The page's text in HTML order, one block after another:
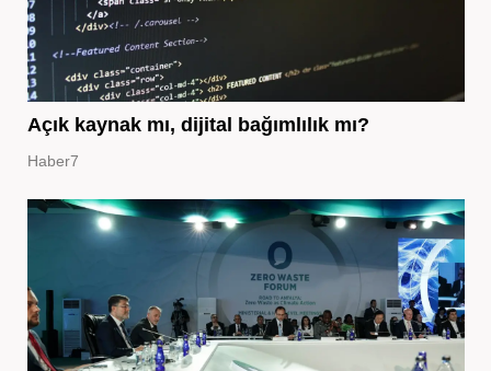
Açık kaynak mı, dijital bağımlılık mı?
Haber7